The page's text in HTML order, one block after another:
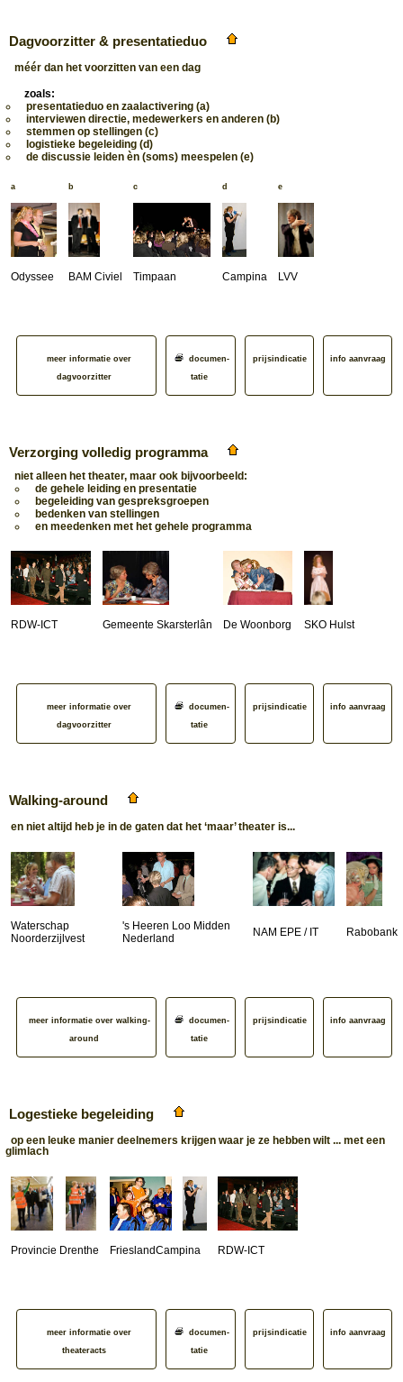
Dagvoorzitter & presentatieduo
méér dan het voorzitten van een dag
zoals:
presentatieduo en zaalactivering (a)
interviewen directie, medewerkers en anderen (b)
stemmen op stellingen (c)
logistieke begeleiding (d)
de discussie leiden èn (soms) meespelen (e)
a b c d e
Odyssee BAM Civiel Timpaan Campina LVV
meer informatie over
dagvoorzitter
documen­
tatie
prijsindicatie info aanvraag
Verzorging volledig programma
niet alleen het theater, maar ook bijvoorbeeld:
de gehele leiding en presentatie
begeleiding van gespreksgroepen
bedenken van stellingen
en meedenken met het gehele programma
RDW-ICT Gemeente Skarsterlân De Woonborg SKO Hulst
meer informatie over
dagvoorzitter
documen­
tatie
prijsindicatie info aanvraag
Walking-around
en niet altijd heb je in de gaten dat het ‘maar’ theater is...
Waterschap
Noorderzijlvest
's Heeren Loo Midden
Nederland
NAM EPE / IT Rabobank
meer informatie over walking-
around
documen­
tatie
prijsindicatie info aanvraag
Logestieke begeleiding
op een leuke manier deelnemers krijgen waar je ze hebben wilt ... met een
glimlach
Provincie Drenthe FrieslandCampina RDW-ICT
meer informatie over
theateracts
documen­
tatie
prijsindicatie info aanvraag